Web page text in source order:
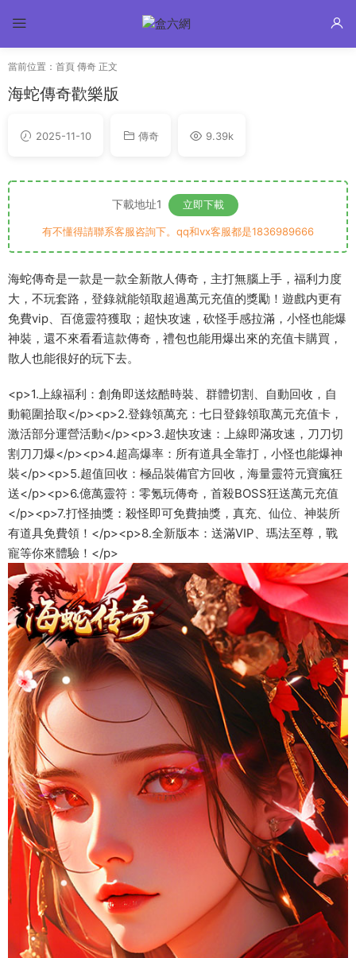
當前位置： 首頁 傳奇 正文
海蛇傳奇歡樂版
2025-11-10 傳奇 9.39k
下載地址1 立即下載
有不懂得請聯系客服咨詢下。qq和vx客服都是1836989666
海蛇傳奇是一款是一款全新散人傳奇，主打無腦上手，福利力度
大，不玩套路，登錄就能領取超過萬元充值的獎勵！遊戲内更有
免費vip、百億靈符獲取；超快攻速，砍怪手感拉滿，小怪也能爆
神裝，還不來看看這款傳奇，禮包也能用爆出來的充值卡購買，
散人也能很好的玩下去。
<p>1.上線福利：創角即送炫酷時裝、群體切割、自動回收，自
動範圍拾取</p><p>2.登錄領萬充：七日登錄領取萬元充值卡，
激活部分運營活動</p><p>3.超快攻速：上線即滿攻速，刀刀切
割刀刀爆</p><p>4.超高爆率：所有道具全靠打，小怪也能爆神
裝</p><p>5.超值回收：極品裝備官方回收，海量靈符元寶瘋狂
送</p><p>6.億萬靈符：零氪玩傳奇，首殺BOSS狂送萬元充值
</p><p>7.打怪抽獎：殺怪即可免費抽獎，真充、仙位、神裝所
有道具免費領！</p><p>8.全新版本：送滿VIP、瑪法至尊，戰
寵等你來體驗！</p>